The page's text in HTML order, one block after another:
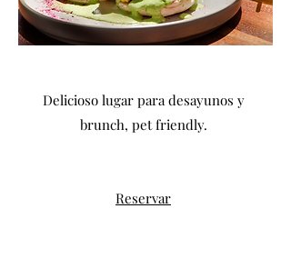
Delicioso lugar para desayunos y
brunch, pet friendly.
Reservar